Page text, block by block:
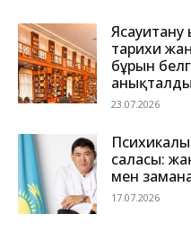
Ясауитану
тарихи
бұрын
анықталды
23.07.2026
саласы:
мен
17.07.2026